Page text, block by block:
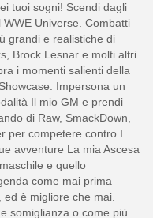
tuoi sogni! Scendi dagli
Universe. Combatti
grandi e realistiche di
Brock Lesnar e molti altri.
i momenti salienti della
Impersona un
Il mio GM e prendi
di Raw, SmackDown,
per competere contro I
avventure La mia Ascesa
e quello
come mai prima
ed è migliore che mai.
somiglianza o come più